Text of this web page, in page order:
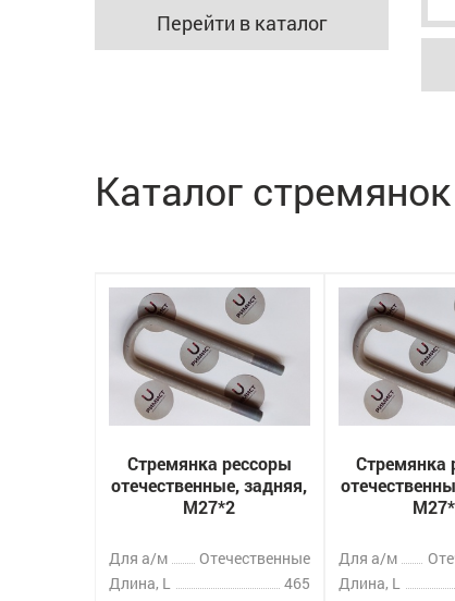
Перейти в каталог
Каталог
Стремянка рессоры
отечественные, задняя,
M27*2
Для а/м
Отечественные
Длина, L
465
Стремянка
Для а/м
Длина, L